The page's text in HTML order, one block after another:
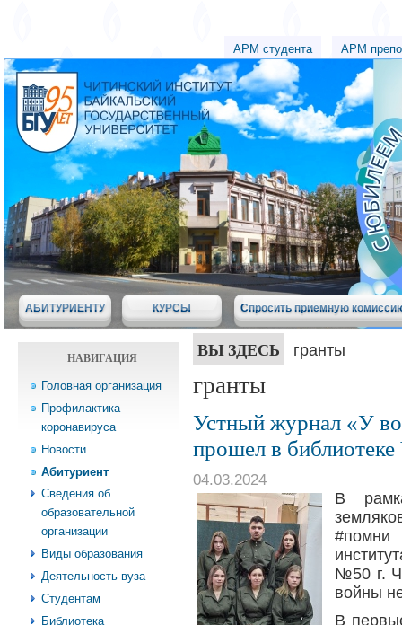
АРМ студента АРМ
АБИТУРИЕНТУ КУРСЫ Спросить приемную
НАВИГАЦИЯ
Головная организация
Профилактика
коронавируса
Новости
Абитуриент
Сведения об
образовательной
организации
Виды образования
Деятельность вуза
Студентам
Библиотека
ВЫ ЗДЕСЬ гранты
гранты
Устный журнал «У
прошел в
04.03.2024
В
#помни
№50 г.
войны
В